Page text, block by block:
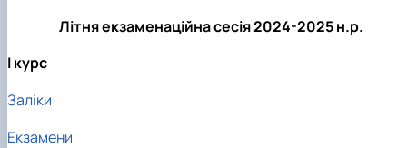
Скринька довіри
Вступ 2021 рік
Літня екзаменаційна сесія 2024-2025 н.р.
І курс
Заліки
Екзамени